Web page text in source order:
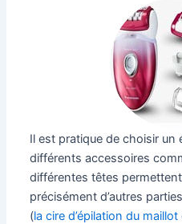
Il est pratique de choisir un
différents accessoires
différentes têtes permettent
précisément d’autres
(la cire d’épilation du maillot